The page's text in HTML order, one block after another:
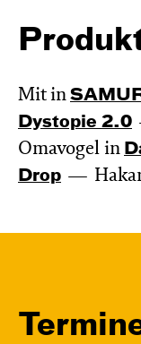
Mit in
Dystopie 2.0
Omavogel in
Drop